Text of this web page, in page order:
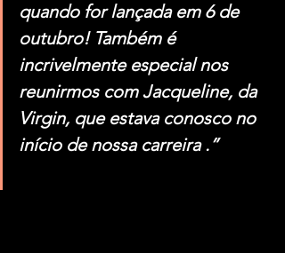
quando for lançada em 6 de
outubro! Também é
incrivelmente especial nos
reunirmos com Jacqueline, da
Virgin, que estava conosco no
início de nossa carreira .”